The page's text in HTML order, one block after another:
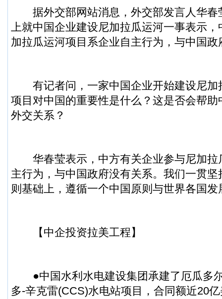
据外交部网站消息，外交部发言人华春
上就中国企业建设尼加拉瓜运河一事表示
加拉瓜运河项目系企业自主行为，与中国政
有记者问，一家中国企业开始建设尼加
项目对中国的重要性是什么？这是否会帮
外交关系？
华春莹表示，中方有关企业参与尼加拉
主行为，与中国政府没有关系。我们一贯
则基础上，遵循一个中国原则与世界各国
【中企投资拉美工程】
●中国水利水电建设集团承建了厄瓜多
多-辛克雷(CCS)水电站项目，合同额近20